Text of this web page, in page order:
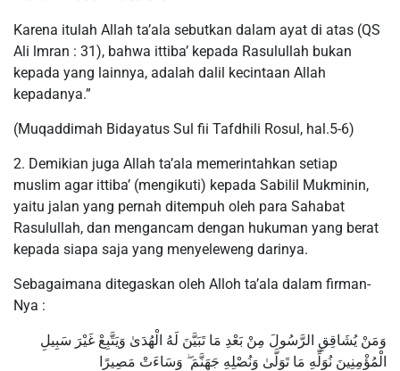
Karena itulah Allah ta’ala sebutkan dalam ayat di atas (QS
Ali lmran : 31), bahwa ittiba’ kepada Rasulullah bukan
kepada yang lainnya, adalah dalil kecintaan Allah
kepadanya.”
(Muqaddimah Bidayatus Sul fii Tafdhili Rosul, hal.5-6)
2. Demikian juga Allah ta’ala memerintahkan setiap
muslim agar ittiba’ (mengikuti) kepada Sabilil Mukminin,
yaitu jalan yang pernah ditempuh oleh para Sahabat
Rasulullah, dan mengancam dengan hukuman yang berat
kepada siapa saja yang menyeleweng darinya.
Sebagaimana ditegaskan oleh Alloh ta’ala dalam firman-
Nya :
وَمَنْ يُشَاقِقِ الرَّسُولَ مِنْ بَعْدِ مَا تَبَيَّنَ لَهُ الْهُدَىٰ وَيَتَّبِعْ غَيْرَ سَبِيلِ
الْمُؤْمِنِينَ نُوَلِّهِ مَا تَوَلَّىٰ وَنُصْلِهِ جَهَنَّمَ ۖ وَسَاءَتْ مَصِيرًا